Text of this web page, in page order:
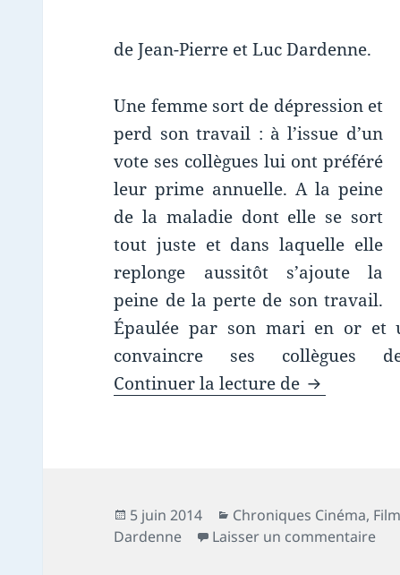
de Jean-Pierre et Luc Dardenne.
Une femme sort de dépression et
perd son travail : à l’issue d’un
vote ses collègues lui ont préféré
leur prime annuelle. A la peine
de la maladie dont elle se sort
tout juste et dans laquelle elle
replonge aussitôt s’ajoute la
peine de la perte de son travail.
Épaulée par son mari en or et
convaincre ses
Continuer la lecture de Chronique
Publié
le
5 juin 2014 Catégories
Chroniques Cinéma,
Dardenne
Laisser un commentairesur